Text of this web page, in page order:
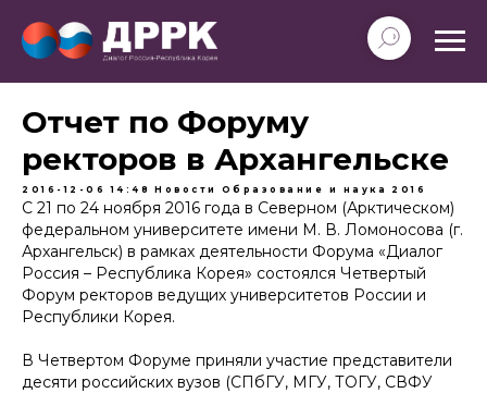
Отчет по Форуму
ректоров в Архангельске
2016-12-06 14:48 Новости Образование и наука 2016
С 21 по 24 ноября 2016 года в Северном (Арктическом)
федеральном университете имени М. В. Ломоносова (г.
Архангельск) в рамках деятельности Форума «Диалог
Россия – Республика Корея» состоялся Четвертый
Форум ректоров ведущих университетов России и
Республики Корея.
В Четвертом Форуме приняли участие представители
десяти российских вузов (СПбГУ, МГУ, ТОГУ, СВФУ